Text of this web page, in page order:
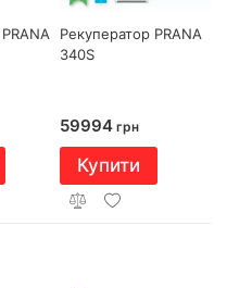
Рекуператор PRANA
340S
59994грн
Купити